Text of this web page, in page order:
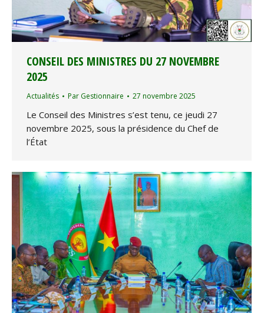
CONSEIL DES MINISTRES DU 27 NOVEMBRE
2025
Actualités Par Gestionnaire 27 novembre 2025
Le Conseil des Ministres s’est tenu, ce jeudi 27
novembre 2025, sous la présidence du Chef de
l’État